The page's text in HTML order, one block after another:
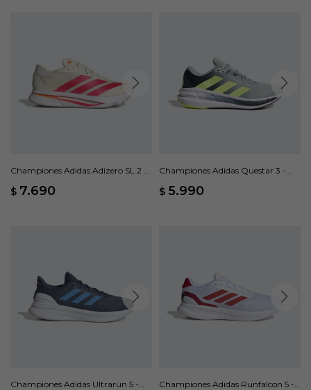
Championes Adidas Adizero SL 2 -
$ 7.690
Championes Adidas Questar 3 -
$ 5.990
Championes Adidas Ultrarun 5 -
Championes Adidas Runfalcon 5 -